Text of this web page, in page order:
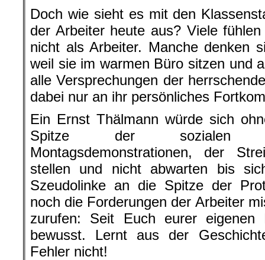
Doch wie sieht es mit den
der Arbeiter heute aus? Viele
nicht als Arbeiter. Manche denken
weil sie im warmen Büro sitzen und
alle Versprechungen der
dabei nur an ihr persönliches
Ein Ernst Thälmann würde sich
Spitze der sozialen
Montagsdemonstrationen, der
stellen und nicht abwarten bis
Szeudolinke an die Spitze der
noch die Forderungen der Arbeiter
zurufen: Seit Euch eurer eigenen
bewusst. Lernt aus der
Fehler nicht!